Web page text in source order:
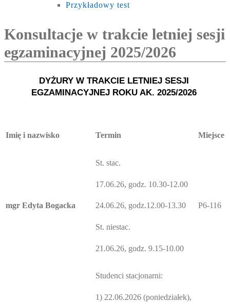
Przykładowy test
Konsultacje w trakcie letniej sesji
egzaminacyjnej 2025/2026
DYŻURY W TRAKCIE LETNIEJ SESJI
EGZAMINACYJNEJ ROKU AK. 2025/2026
Imię i nazwisko Termin Miejsce
mgr Edyta Bogacka
St. stac.
17.06.26, godz. 10.30-12.00
24.06.26, godz.12.00-13.30
St. niestac.
21.06.26, godz. 9.15-10.00
P6-116
Studenci stacjonarni:
1) 22.06.2026 (poniedziałek),